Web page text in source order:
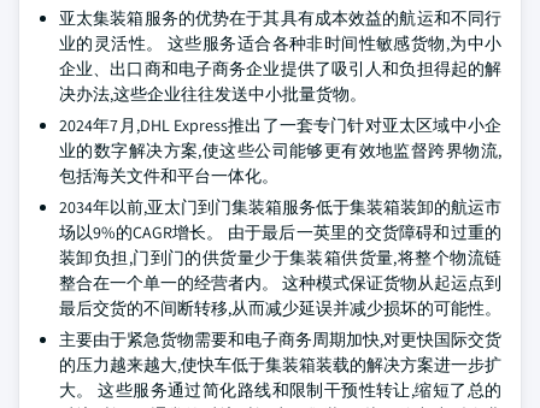
亚太集装箱服务的优势在于其具有成本效益的航运和不同行
业的灵活性。 这些服务适合各种非时间性敏感货物,为中小
企业、出口商和电子商务企业提供了吸引人和负担得起的解
决办法,这些企业往往发送中小批量货物。
2024年7月,DHL Express推出了一套专门针对亚太区域中小企
业的数字解决方案,使这些公司能够更有效地监督跨界物流,
包括海关文件和平台一体化。
2034年以前,亚太门到门集装箱服务低于集装箱装卸的航运市
场以9%的CAGR增长。 由于最后一英里的交货障碍和过重的
装卸负担,门到门的供货量少于集装箱供货量,将整个物流链
整合在一个单一的经营者内。 这种模式保证货物从起运点到
最后交货的不间断转移,从而减少延误并减少损坏的可能性。
主要由于紧急货物需要和电子商务周期加快,对更快国际交货
的压力越来越大,使快车低于集装箱装载的解决方案进一步扩
大。 这些服务通过简化路线和限制干预性转让,缩短了总的